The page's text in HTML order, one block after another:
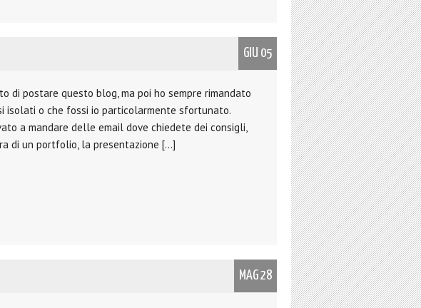
GIU 05
di postare questo blog, ma poi ho sempre rimandato
isolati o che fossi io particolarmente sfortunato.
a mandare delle email dove chiedete dei consigli,
di un portfolio, la presentazione […]
MAG 28